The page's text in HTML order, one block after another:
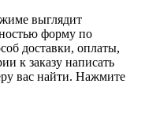
выглядит
форму по
доставки, оплаты,
к заказу написать
вас найти. Нажмите